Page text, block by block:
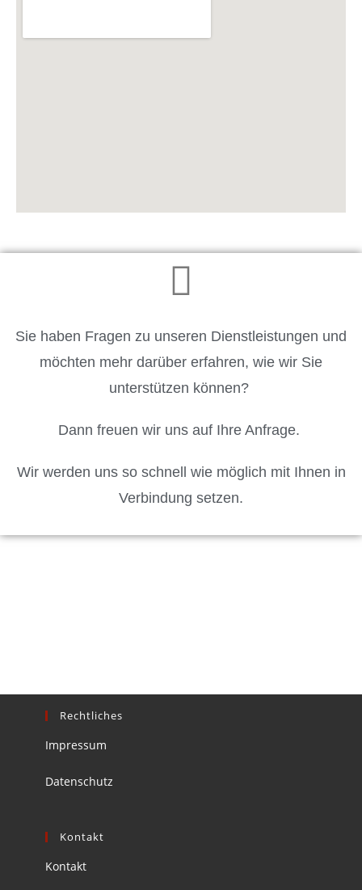
Sie haben Fragen zu unseren Dienstleistungen und
möchten mehr darüber erfahren, wie wir Sie
unterstützen können?
Dann freuen wir uns auf Ihre Anfrage.
Wir werden uns so schnell wie möglich mit Ihnen in
Verbindung setzen.
Rechtliches
Impressum
Datenschutz
Kontakt
Kontakt